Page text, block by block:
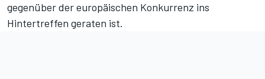
gegenüber der europäischen Konkurrenz ins
Hintertreffen geraten ist.